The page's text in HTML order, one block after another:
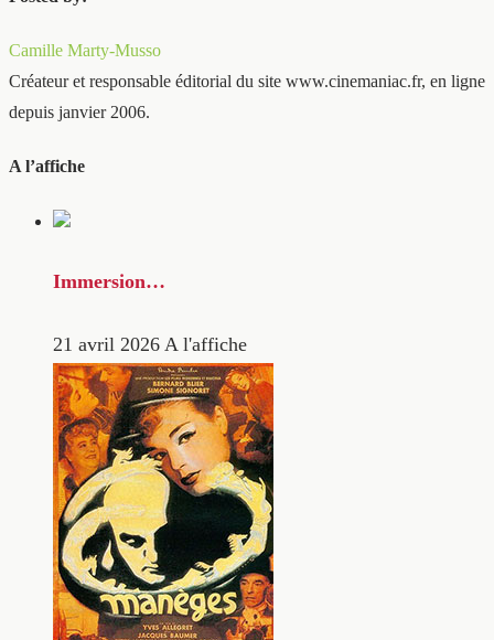
Camille Marty-Musso
Créateur et responsable éditorial du site www.cinemaniac.fr, en ligne
depuis janvier 2006.
A l’affiche
Immersion…
21 avril 2026 A l'affiche